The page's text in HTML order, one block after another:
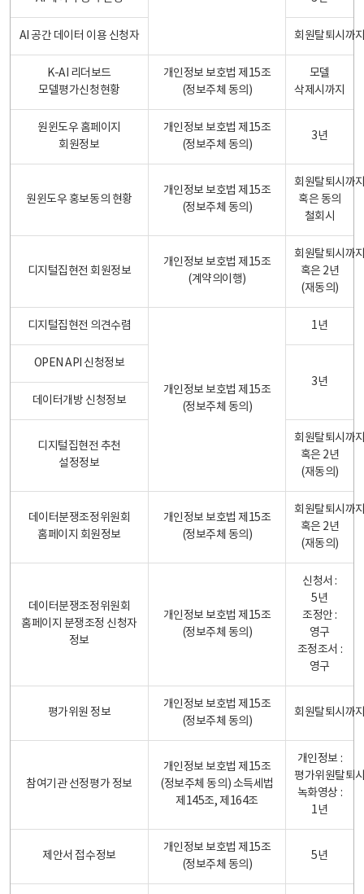
AI 공간 데이터 이용 신청자 회원탈퇴시까
K-AI 리더보드
모델평가신청현황
개인정보 보호법 제15조
(정보주체 동의)
모델
삭제시까지
원윈도우 홈페이지
회원정보
개인정보 보호법 제15조
(정보주체 동의)
3년
원윈도우 홍보동의 현황
개인정보 보호법 제15조
(정보주체 동의)
회원탈퇴시까
혹은 동의
철회시
디지털집현전 회원정보
개인정보 보호법 제15조
(계약의이행)
회원탈퇴시까
혹은 2년
(재동의)
디지털집현전 의견수렴
개인정보 보호법 제15조
(정보주체 동의)
1년
OPEN API 신청정보
3년
데이터개방 신청정보
디지털집현전 추천
설정정보
회원탈퇴시까
혹은 2년
(재동의)
데이터분쟁조정위원회
홈페이지 회원정보
개인정보 보호법 제15조
(정보주체 동의)
회원탈퇴시까
혹은 2년
(재동의)
데이터분쟁조정위원회
홈페이지 분쟁조정 신청자
정보
개인정보 보호법 제15조
(정보주체 동의)
신청서 :
5년
조정안 :
영구
조정조서 :
영구
평가위원 정보
개인정보 보호법 제15조
(정보주체 동의)
회원탈퇴시까
참여기관 선정평가 정보
개인정보 보호법 제15조
(정보주체 동의) 소득세법
제145조, 제164조
개인정보 :
평가위원탈퇴
녹화영상 :
1년
제안서 접수정보
개인정보 보호법 제15조
(정보주체 동의)
5년